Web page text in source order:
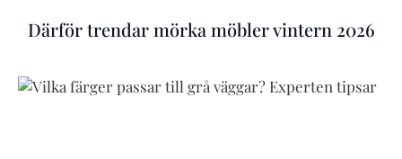
Därför trendar mörka möbler vintern 2026